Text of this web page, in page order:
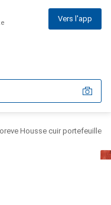
Vers l'app
Housse cuir portefeuille